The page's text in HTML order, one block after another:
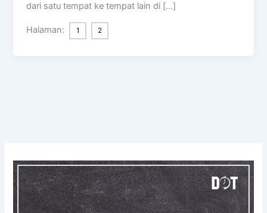
dari satu tempat ke tempat lain di […]
Halaman: 1 2